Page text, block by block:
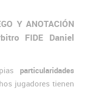
Y ANOTACIÓN
FIDE Daniel
particularidades
jugadores tienen